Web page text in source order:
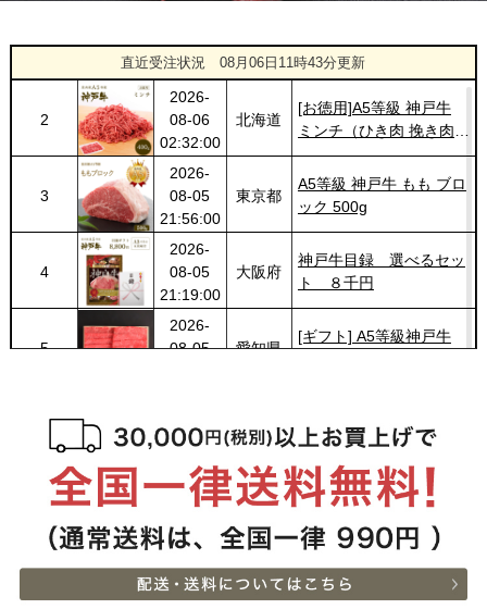
直近受注状況08月06日11時43分更新
1
08-06
06:55:00
兵庫県
１万５千円
2
2026-
08-06
02:32:00
北海道
[お徳用]A5等級 神戸牛
ミンチ（ひき肉 挽き肉）
400g 【冷凍発送】
3
2026-
08-05
21:56:00
東京都
A5等級 神戸牛 もも ブロ
ック 500g
4
2026-
08-05
21:19:00
大阪府
神戸牛目録 選べるセッ
ト ８千円
5
2026-
08-05
愛知県
[ギフト] A5等級神戸牛
08-05
19:09:00
長野県
１万円
2026-
08-05
16:59:00
大阪府
神戸牛食べ比べセット 焼
肉懐石「彩」◆焼肉
2026-
08-05
15:10:00
神奈川
県
［家庭用］A5等級神戸牛
ハンバーグステーキ